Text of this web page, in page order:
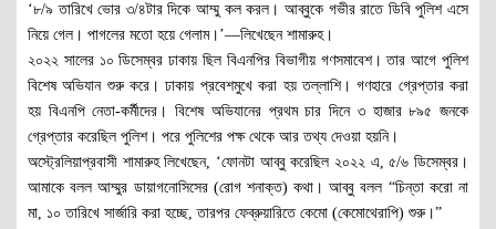
‘৮/৯ তারিখে ভোর ৩/৪টার দিকে আম্মু কল করল। আব্বুকে গভীর রাতে ডিবি পুলিশ এসে
নিয়ে গেল। পাগলের মতো হয়ে গেলাম।’—লিখেছেন শামারুহ।
২০২২ সালের ১০ ডিসেম্বর ঢাকায় ছিল বিএনপির বিভাগীয় গণসমাবেশ। তার আগে পুলিশ
বিশেষ অভিযান শুরু করে। ঢাকায় প্রবেশমুখে করা হয় তল্লাশি। গণহারে গ্রেপ্তার করা
হয় বিএনপি নেতা-কর্মীদের। বিশেষ অভিযানের প্রথম চার দিনে ৩ হাজার ৮৯৫ জনকে
গ্রেপ্তার করেছিল পুলিশ। পরে পুলিশের পক্ষ থেকে আর তথ্য দেওয়া হয়নি।
অস্ট্রেলিয়াপ্রবাসী শামারুহ লিখেছেন, ‘ফোনটা আব্বু করেছিল ২০২২ এ, ৫/৬ ডিসেম্বর।
আমাকে বলল আম্মুর ডায়াগনোসিসের (রোগ শনাক্ত) কথা। আব্বু বলল “চিন্তা করো না
মা, ১০ তারিখে সার্জারি করা হচ্ছে, তারপর ফেব্রুয়ারিতে কেমো (কেমোথেরাপি) শুরু।”